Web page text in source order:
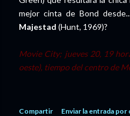
mejor cinta de Bond
Majestad (Hunt, 1969)?
Movie City; jueves 20, 19
oeste), tiempo del centro de
Compartir
Enviar la entrada